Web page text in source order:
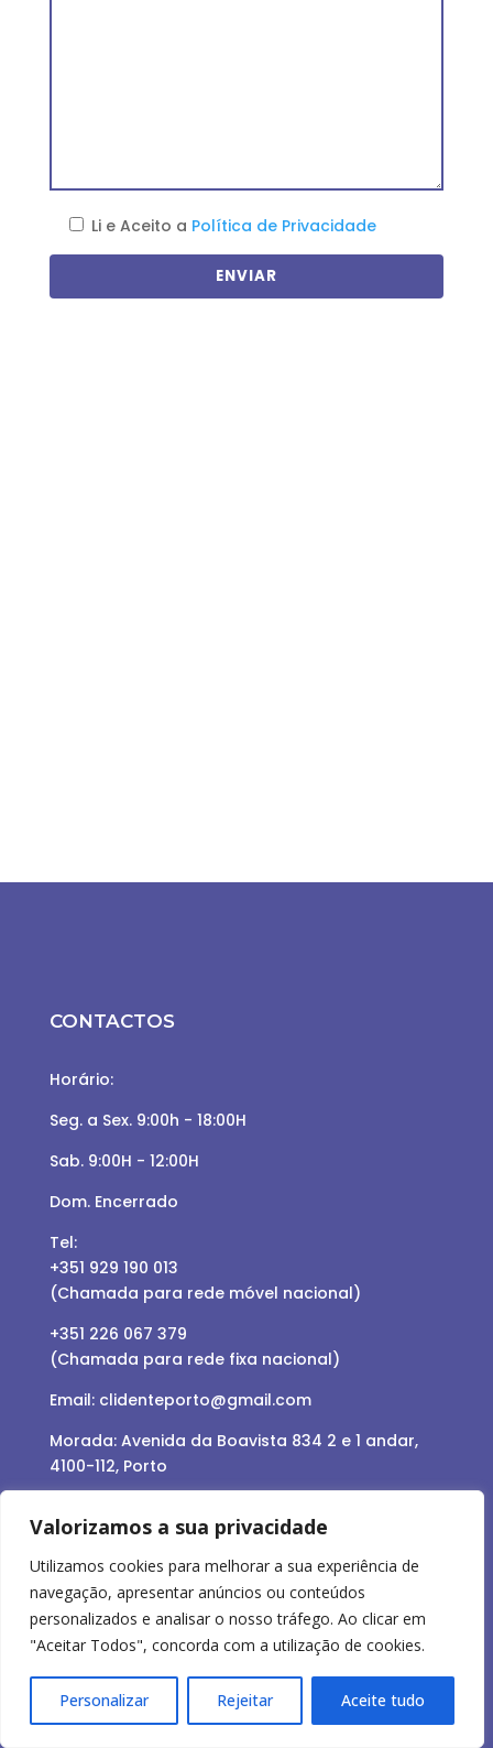
Valorizamos a sua privacidade
Utilizamos cookies para melhorar a sua experiência de
navegação, apresentar anúncios ou conteúdos
personalizados e analisar o nosso tráfego. Ao clicar em
"Aceitar Todos", concorda com a utilização de cookies.
Personalizar Rejeitar Aceite tudo
Li e Aceito a Política de Privacidade
CONTACTOS
Horário:
Seg. a Sex. 9:00h - 18:00H
Sab. 9:00H - 12:00H
Dom. Encerrado
Tel:
+351 929 190 013
(Chamada para rede móvel nacional)
+351 226 067 379
(Chamada para rede fixa nacional)
Email: clidenteporto@gmail.com
Morada: Avenida da Boavista 834 2 e 1 andar,
4100-112, Porto
LINKS ÚTEIS
Política de Privacidade